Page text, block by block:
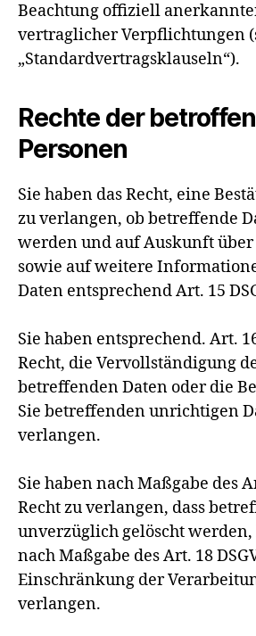
Beachtung offiziell
vertraglicher Verpflichtungen
„Standardvertragsklauseln“).
Rechte der
Personen
Sie haben das Recht, eine
zu verlangen, ob betreffende
werden und auf Auskunft über
sowie auf weitere
Daten entsprechend Art. 15
Sie haben entsprechend. Art.
Recht, die Vervollständigung
betreffenden Daten oder die
Sie betreffenden unrichtigen
verlangen.
Sie haben nach Maßgabe des
Recht zu verlangen, dass
unverzüglich gelöscht
nach Maßgabe des Art. 18
Einschränkung der
verlangen.